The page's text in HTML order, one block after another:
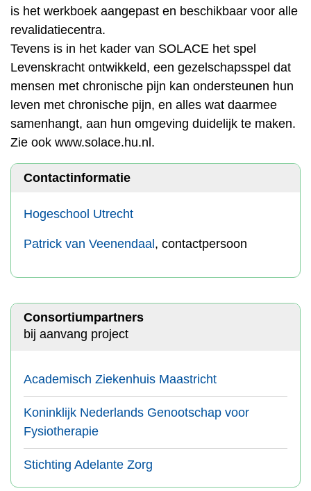
is het werkboek aangepast en beschikbaar voor alle
revalidatiecentra.
Tevens is in het kader van SOLACE het spel
Levenskracht ontwikkeld, een gezelschapsspel dat
mensen met chronische pijn kan ondersteunen hun
leven met chronische pijn, en alles wat daarmee
samenhangt, aan hun omgeving duidelijk te maken.
Zie ook www.solace.hu.nl.
Contactinformatie
Hogeschool Utrecht
Patrick van Veenendaal , contactpersoon
Consortiumpartners
bij aanvang project
Academisch Ziekenhuis Maastricht
Koninklijk Nederlands Genootschap voor
Fysiotherapie
Stichting Adelante Zorg